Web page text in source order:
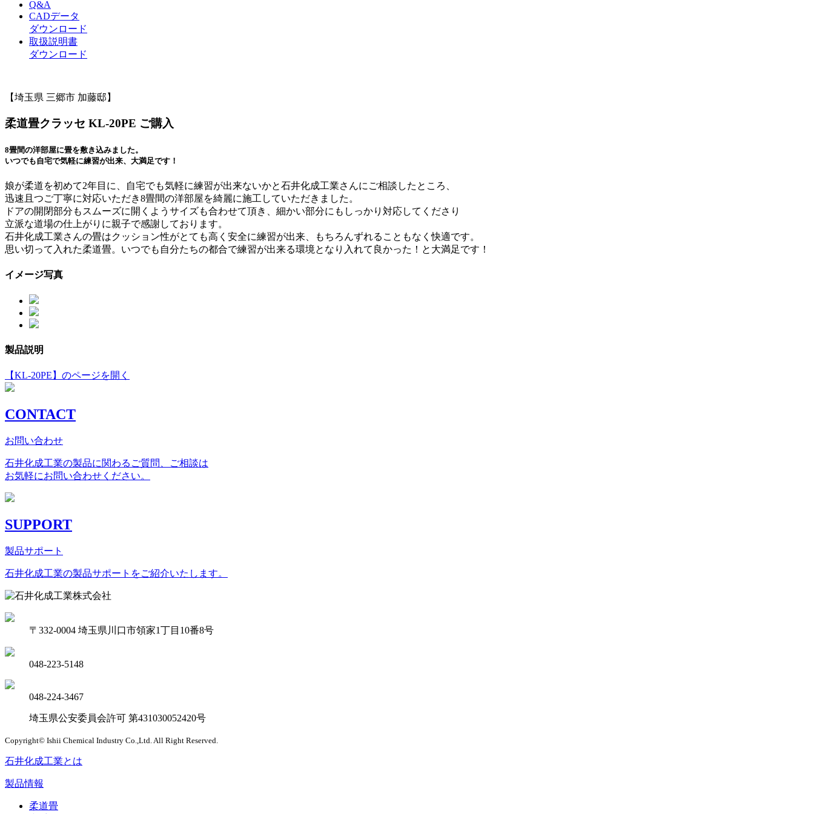
Q&A
CADデータ
ダウンロード
取扱説明書
ダウンロード
【埼玉県 三郷市 加藤邸】
柔道畳クラッセ KL-20PE ご購入
8畳間の洋部屋に畳を敷き込みました。
いつでも自宅で気軽に練習が出来、大満足です！
娘が柔道を初めて2年目に、自宅でも気軽に練習が出来ないかと石井化成工業さんにご相談したところ、
迅速且つご丁寧に対応いただき8畳間の洋部屋を綺麗に施工していただきました。
ドアの開閉部分もスムーズに開くようサイズも合わせて頂き、細かい部分にもしっかり対応してくださり
立派な道場の仕上がりに親子で感謝しております。
石井化成工業さんの畳はクッション性がとても高く安全に練習が出来、もちろんずれることもなく快適です。
思い切って入れた柔道畳。いつでも自分たちの都合で練習が出来る環境となり入れて良かった！と大満足です！
イメージ写真
製品説明
【KL-20PE】のページを開く
CONTACT
お問い合わせ
石井化成工業の製品に関わるご質問、ご相談は
お気軽にお問い合わせください。
SUPPORT
製品サポート
石井化成工業の製品サポートをご紹介いたします。
〒332-0004 埼玉県川口市領家1丁目10番8号
048-223-5148
048-224-3467
埼玉県公安委員会許可 第431030052420号
Copyright© Ishii Chemical Industry Co.,Ltd. All Right Reserved.
石井化成工業とは
製品情報
柔道畳